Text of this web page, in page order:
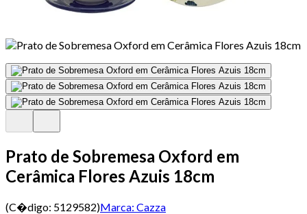
Prato de Sobremesa Oxford em
Cerâmica Flores Azuis 18cm
(C�digo: 5129582)Marca: Cazza